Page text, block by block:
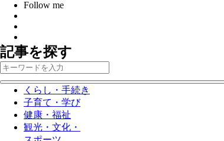
Follow me
記事を探す
くらし・手続き
子育て・学び
健康・福祉
観光・文化・